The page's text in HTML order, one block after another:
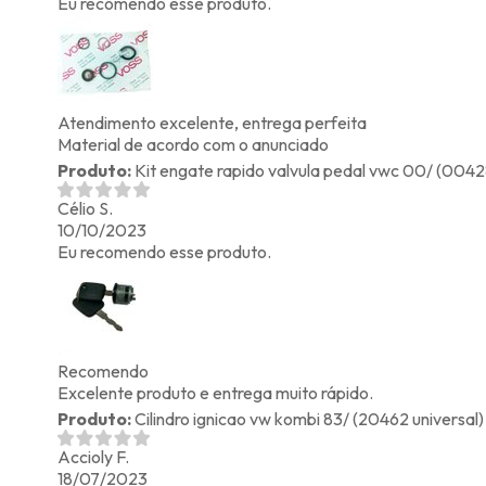
Atendimento excelente, entrega perfeita
Material de acordo com o anunciado
Produto: Kit engate rapido valvula pedal vwc 00/
Célio S.
10/10/2023
Eu recomendo esse produto.
Recomendo
Excelente produto e entrega muito rápido.
Produto:Cilindro ignicao vw kombi 83/ (20462 universal)
Accioly F.
18/07/2023